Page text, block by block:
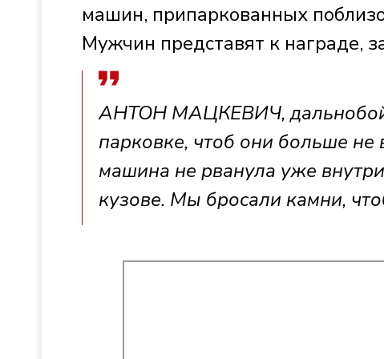
машин, припаркованных
Мужчин представят к награде,
АНТОН МАЦКЕВИЧ,
парковке, чтоб они больше не
машина не рванула уже
кузове. Мы бросали камни,